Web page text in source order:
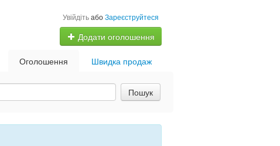
УвійдітьабоЗареєструйтеся
Додати оголошення
Швидка продаж
Оголошення
Пошук